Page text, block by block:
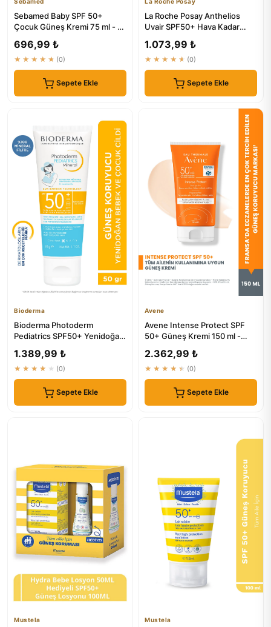
Sebamed Baby SPF 50+
Çocuk Güneş Kremi 75 ml - E
696,99 ₺
★★★★★ (0)
Sepete Ekle
La Roche Posay Anthelios
Uvair SPF50+ Hava Kadar
1.073,99 ₺
★★★★★ (0)
Sepete Ekle
Bioderma
Bioderma Photoderm
Pediatrics SPF50+ Yenidoğan
1.389,99 ₺
★★★★★ (0)
Sepete Ekle
Avene
Avene Intense Protect SPF
50+ Güneş Kremi 150 ml -
2.362,99 ₺
★★★★★ (0)
Sepete Ekle
Mustela Mustela